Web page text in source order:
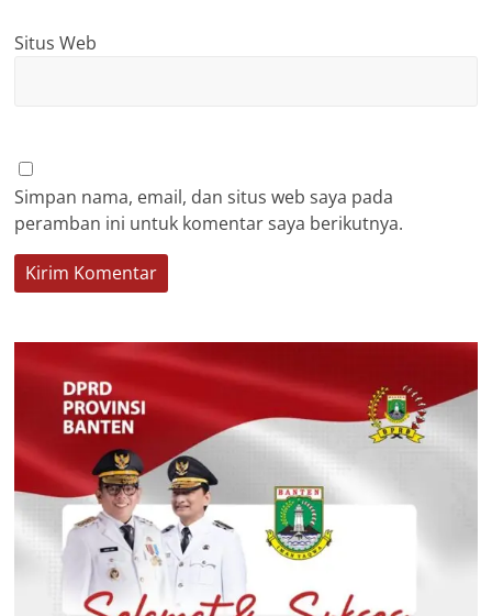
Situs Web
Simpan nama, email, dan situs web saya pada
peramban ini untuk komentar saya berikutnya.